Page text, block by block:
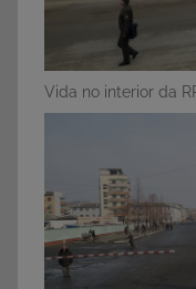
Vida no interior da